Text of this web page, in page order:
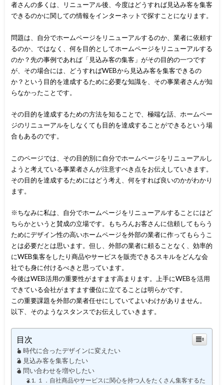
者さんの多くは、リニューアル後、今度はどうすれば見込み客を集客
できるのかに関しての情報をインターネットで探すことになります。
問題は、自分でホームページをリニューアルするのか、業者に依頼す
るのか、ではなく、何を目的としてホームページをリニューアルする
のか？先の事例であれば「見込み客の集客」がその目的の一つです
が、その場合には、どうすればWEBから見込み客を集客できるの
か？という目的を達成するために必要な知識を、その事業者さんが知
らなかったことです。
その目的を達成するための方法を知ることで、極端な話、ホームペー
ジのリニューアルをしなくても目的を達成することができるという場
合もあるのです。
このページでは、その目的別に自分でホームページをリニューアルし
ようと考えている事業者さんが注意すべき点をお伝えしていきます。
その目的を達成するためにはどう考え、何をすれば良いのかがわかり
ます。
※ちなみに私は、自分でホームページをリニューアルすることにはど
ちらかというと賛成の立場です。もちろんお客さんに信頼してもらう
ためにデザイン性の高いホームページを外部の業者に作ってもらうこ
とは必要だとは思います。但し、外部の業者に頼ることなく、効率的
にWEB集客をしたり商品やサービスを販売できるスキルをどんな会
社でも身に付けるべきと思っています。
今後はWEB活用の重要性がますます高まります。上手にWEBを活用
できている会社がますます優位に立てることは明らかです。
この重要課題を外部の業者任せにしていてよいわけがありません。
以下、そのようなスタンスでお伝えしていきます。
目次
時代に合ったデザインに変えたい
見込み客を集客したい
問い合わせを増やしたい
１．自社商品やサービスに関心を持つ人をたくさん集客するた